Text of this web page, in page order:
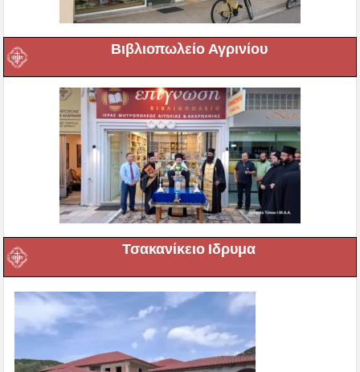
Βιβλιοπωλείο Αγρινίου
Τσακανίκειο Ιδρυμα